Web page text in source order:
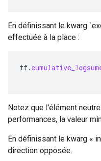
En définissant le kwarg
effectuée à la place :
tf.
Notez que l'élément
performances, la valeur
En définissant le kwarg «
direction opposée.